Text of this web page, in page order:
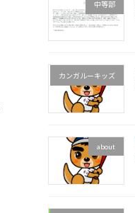
中等部
カンガルーキッズ
about